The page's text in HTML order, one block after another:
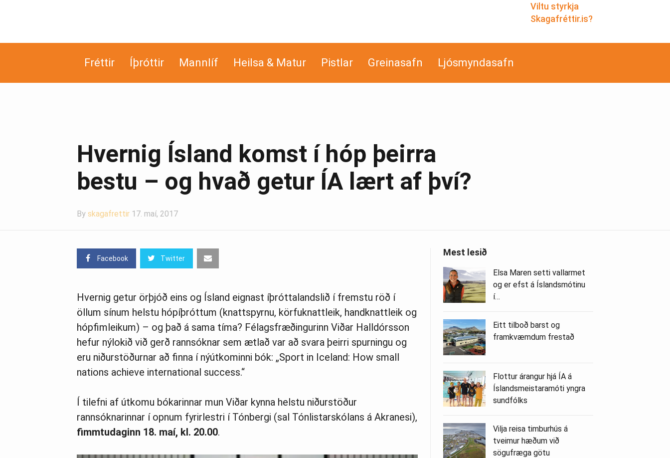
Viltu styrkja
Skagafréttir.is?
Fréttir Íþróttir Mannlíf Heilsa & Matur Pistlar Greinasafn Ljósmyndasafn
Hvernig Ísland komst í hóp þeirra
bestu – og hvað getur ÍA lært af því?
By skagafrettir 17. maí, 2017
Facebook Twitter
Hvernig getur örþjóð eins og Ísland eignast íþróttalandslið í fremstu röð í
öllum sínum helstu hópíþróttum (knattspyrnu, körfuknattleik, handknattleik og
hópfimleikum) – og það á sama tíma? Félagsfræðingurinn Viðar Halldórsson
hefur nýlokið við gerð rannsóknar sem ætlað var að svara þeirri spurningu og
eru niðurstöðurnar að finna í nýútkominni bók: „Sport in Iceland: How small
nations achieve international success.“
Í tilefni af útkomu bókarinnar mun Viðar kynna helstu niðurstöður
rannsóknarinnar í opnum fyrirlestri í Tónbergi (sal Tónlistarskólans á Akranesi),
fimmtudaginn 18. maí, kl. 20.00.
Mest lesið
Elsa Maren setti vallarmet
og er efst á Íslandsmótinu
í…
Eitt tilboð barst og
framkvæmdum frestað
Flottur árangur hjá ÍA á
Íslandsmeistaramóti yngra
sundfólks
Vilja reisa timburhús á
tveimur hæðum við
sögufræga götu